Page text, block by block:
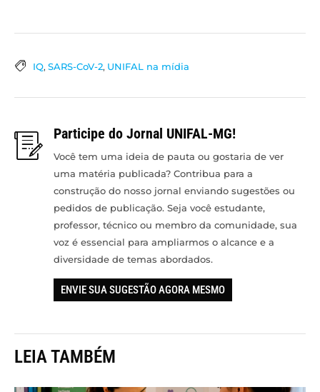
IQ, SARS-CoV-2, UNIFAL na mídia
Participe do Jornal UNIFAL-MG!
Você tem uma ideia de pauta ou gostaria de ver
uma matéria publicada? Contribua para a
construção do nosso jornal enviando sugestões ou
pedidos de publicação. Seja você estudante,
professor, técnico ou membro da comunidade, sua
voz é essencial para ampliarmos o alcance e a
diversidade de temas abordados.
ENVIE SUA SUGESTÃO AGORA MESMO
LEIA TAMBÉM